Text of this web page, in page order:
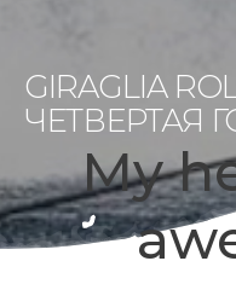
GIRAGLIA
ЧЕТВЕРТАЯ
My